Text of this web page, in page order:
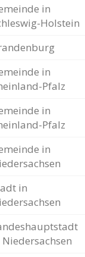
in
Holstein
in
Pfalz
in
Pfalz
in
in
Niedersachsen